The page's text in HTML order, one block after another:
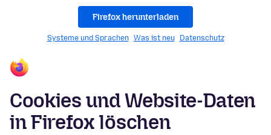
Firefox herunterladen
Systeme und Sprachen Was ist neu Datenschutz
Cookies und Website-Daten
in Firefox löschen